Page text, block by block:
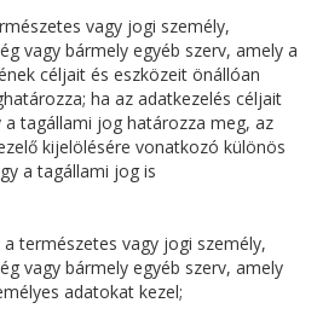
vagy jogi személy,
vagy bármely egyéb szerv, amely a
céljait és eszközeit önállóan
ha az adatkezelés céljait
tagállami jog határozza meg, az
kijelölésére vonatkozó különös
a tagállami jog is
a természetes vagy jogi személy,
vagy bármely egyéb szerv, amely
adatokat kezel;